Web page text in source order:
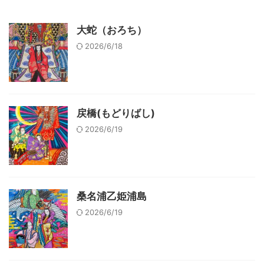
大蛇（おろち）
2026/6/18
戻橋(もどりばし)
2026/6/19
桑名浦乙姫浦島
2026/6/19